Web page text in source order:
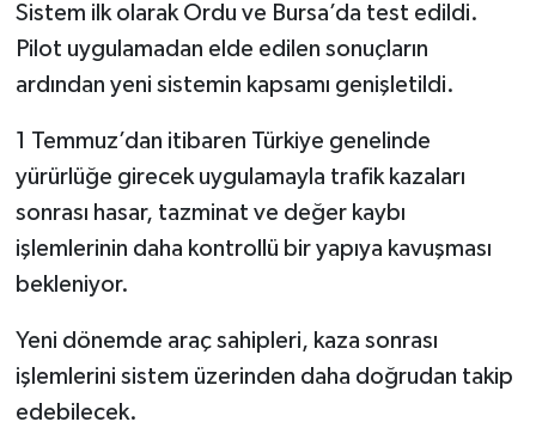
Sistem ilk olarak Ordu ve Bursa’da test edildi.
Pilot uygulamadan elde edilen sonuçların
ardından yeni sistemin kapsamı genişletildi.
1 Temmuz’dan itibaren Türkiye genelinde
yürürlüğe girecek uygulamayla trafik kazaları
sonrası hasar, tazminat ve değer kaybı
işlemlerinin daha kontrollü bir yapıya kavuşması
bekleniyor.
Yeni dönemde araç sahipleri, kaza sonrası
işlemlerini sistem üzerinden daha doğrudan takip
edebilecek.